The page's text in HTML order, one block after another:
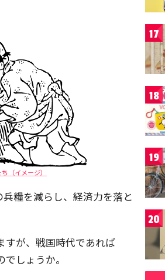
（イメージ）
糧を減らし、経済力を落と
すが、戦国時代であれば
しょうか。
17
18
19
20